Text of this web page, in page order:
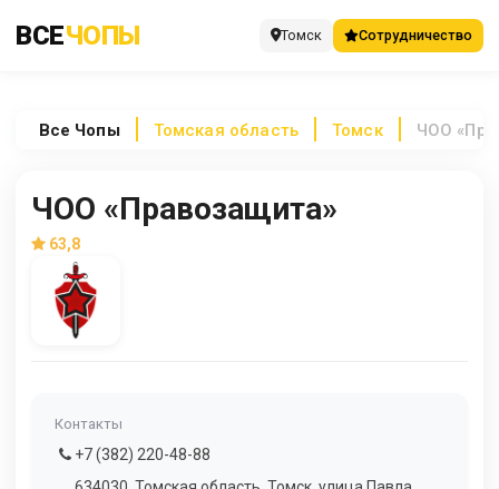
ВСЕЧОПЫ Томск Сотрудничество
Все Чопы Томская область Томск ЧОО
ЧОО «Правозащита»
63,8
Контакты
+7 (382) 220-48-88